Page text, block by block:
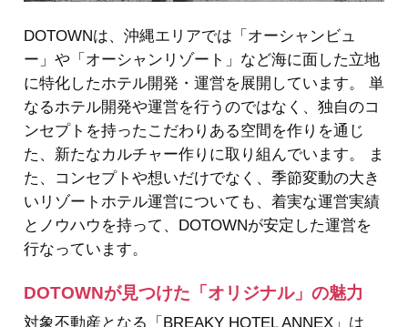
DOTOWNは、沖縄エリアでは「オーシャンビュ
ー」や「オーシャンリゾート」など海に面した立地
に特化したホテル開発・運営を展開しています。 単
なるホテル開発や運営を行うのではなく、独自のコ
ンセプトを持ったこだわりある空間を作りを通じ
た、新たなカルチャー作りに取り組んでいます。 ま
た、コンセプトや想いだけでなく、季節変動の大き
いリゾートホテル運営についても、着実な運営実績
とノウハウを持って、DOTOWNが安定した運営を
行なっています。
DOTOWNが見つけた「オリジナル」の魅力
対象不動産となる「BREAKY HOTEL ANNEX」は